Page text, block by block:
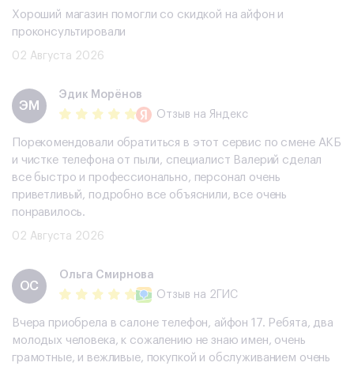
Хороший магазин помогли со скидкой на айфон и
проконсультировали
02 Августа 2026
ЭМ
Эдик Морёнов
Отзыв на Яндекс
Порекомендовали обратиться в этот сервис по смене АКБ
и чистке телефона от пыли, специалист Валерий сделал
все быстро и профессионально, персонал очень
приветливый, подробно все объяснили, все очень
понравилось.
02 Августа 2026
ОС
Ольга Смирнова
Отзыв на 2ГИС
Вчера приобрела в салоне телефон, айфон 17. Ребята, два
молодых человека, к сожалению не знаю имен, очень
грамотные, и вежливые, покупкой и обслуживанием очень